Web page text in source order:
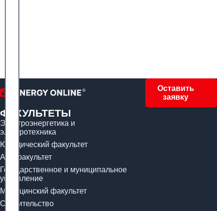
Оставить
заявку
ФАКУЛЬТЕТЫ
Электроэнергетика и
электротехника
Юридический факультет
Арт-факультет
Государственное и муниципальное
управление
Медицинский факультет
Строительство